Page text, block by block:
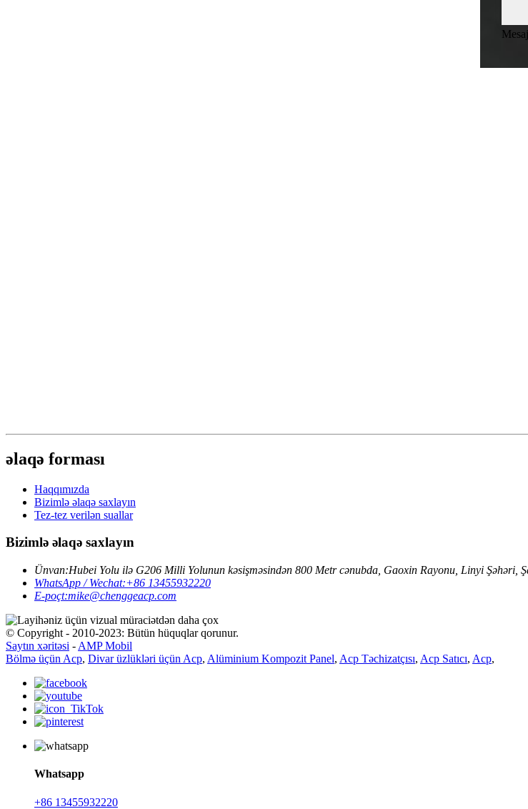
əlaqə forması
Haqqımızda
Bizimlə əlaqə saxlayın
Tez-tez verilən suallar
Bizimlə əlaqə saxlayın
Ünvan:Hubei Yolu ilə G206 Milli Yolunun kəsişməsindən 800 Metr cənubda, Gaoxin Rayonu, Linyi Şəhəri,
WhatsApp / Wechat:+86 13455932220
E-poçt:mike@chenggeacp.com
© Copyright - 2010-2023: Bütün hüquqlar qorunur.
Saytın xəritəsi - AMP Mobil
Bölmə üçün Acp, Divar üzlükləri üçün Acp, Alüminium Kompozit Panel, Acp Təchizatçısı, Acp Satıcı, Acp,
Whatsapp
+86 13455932220